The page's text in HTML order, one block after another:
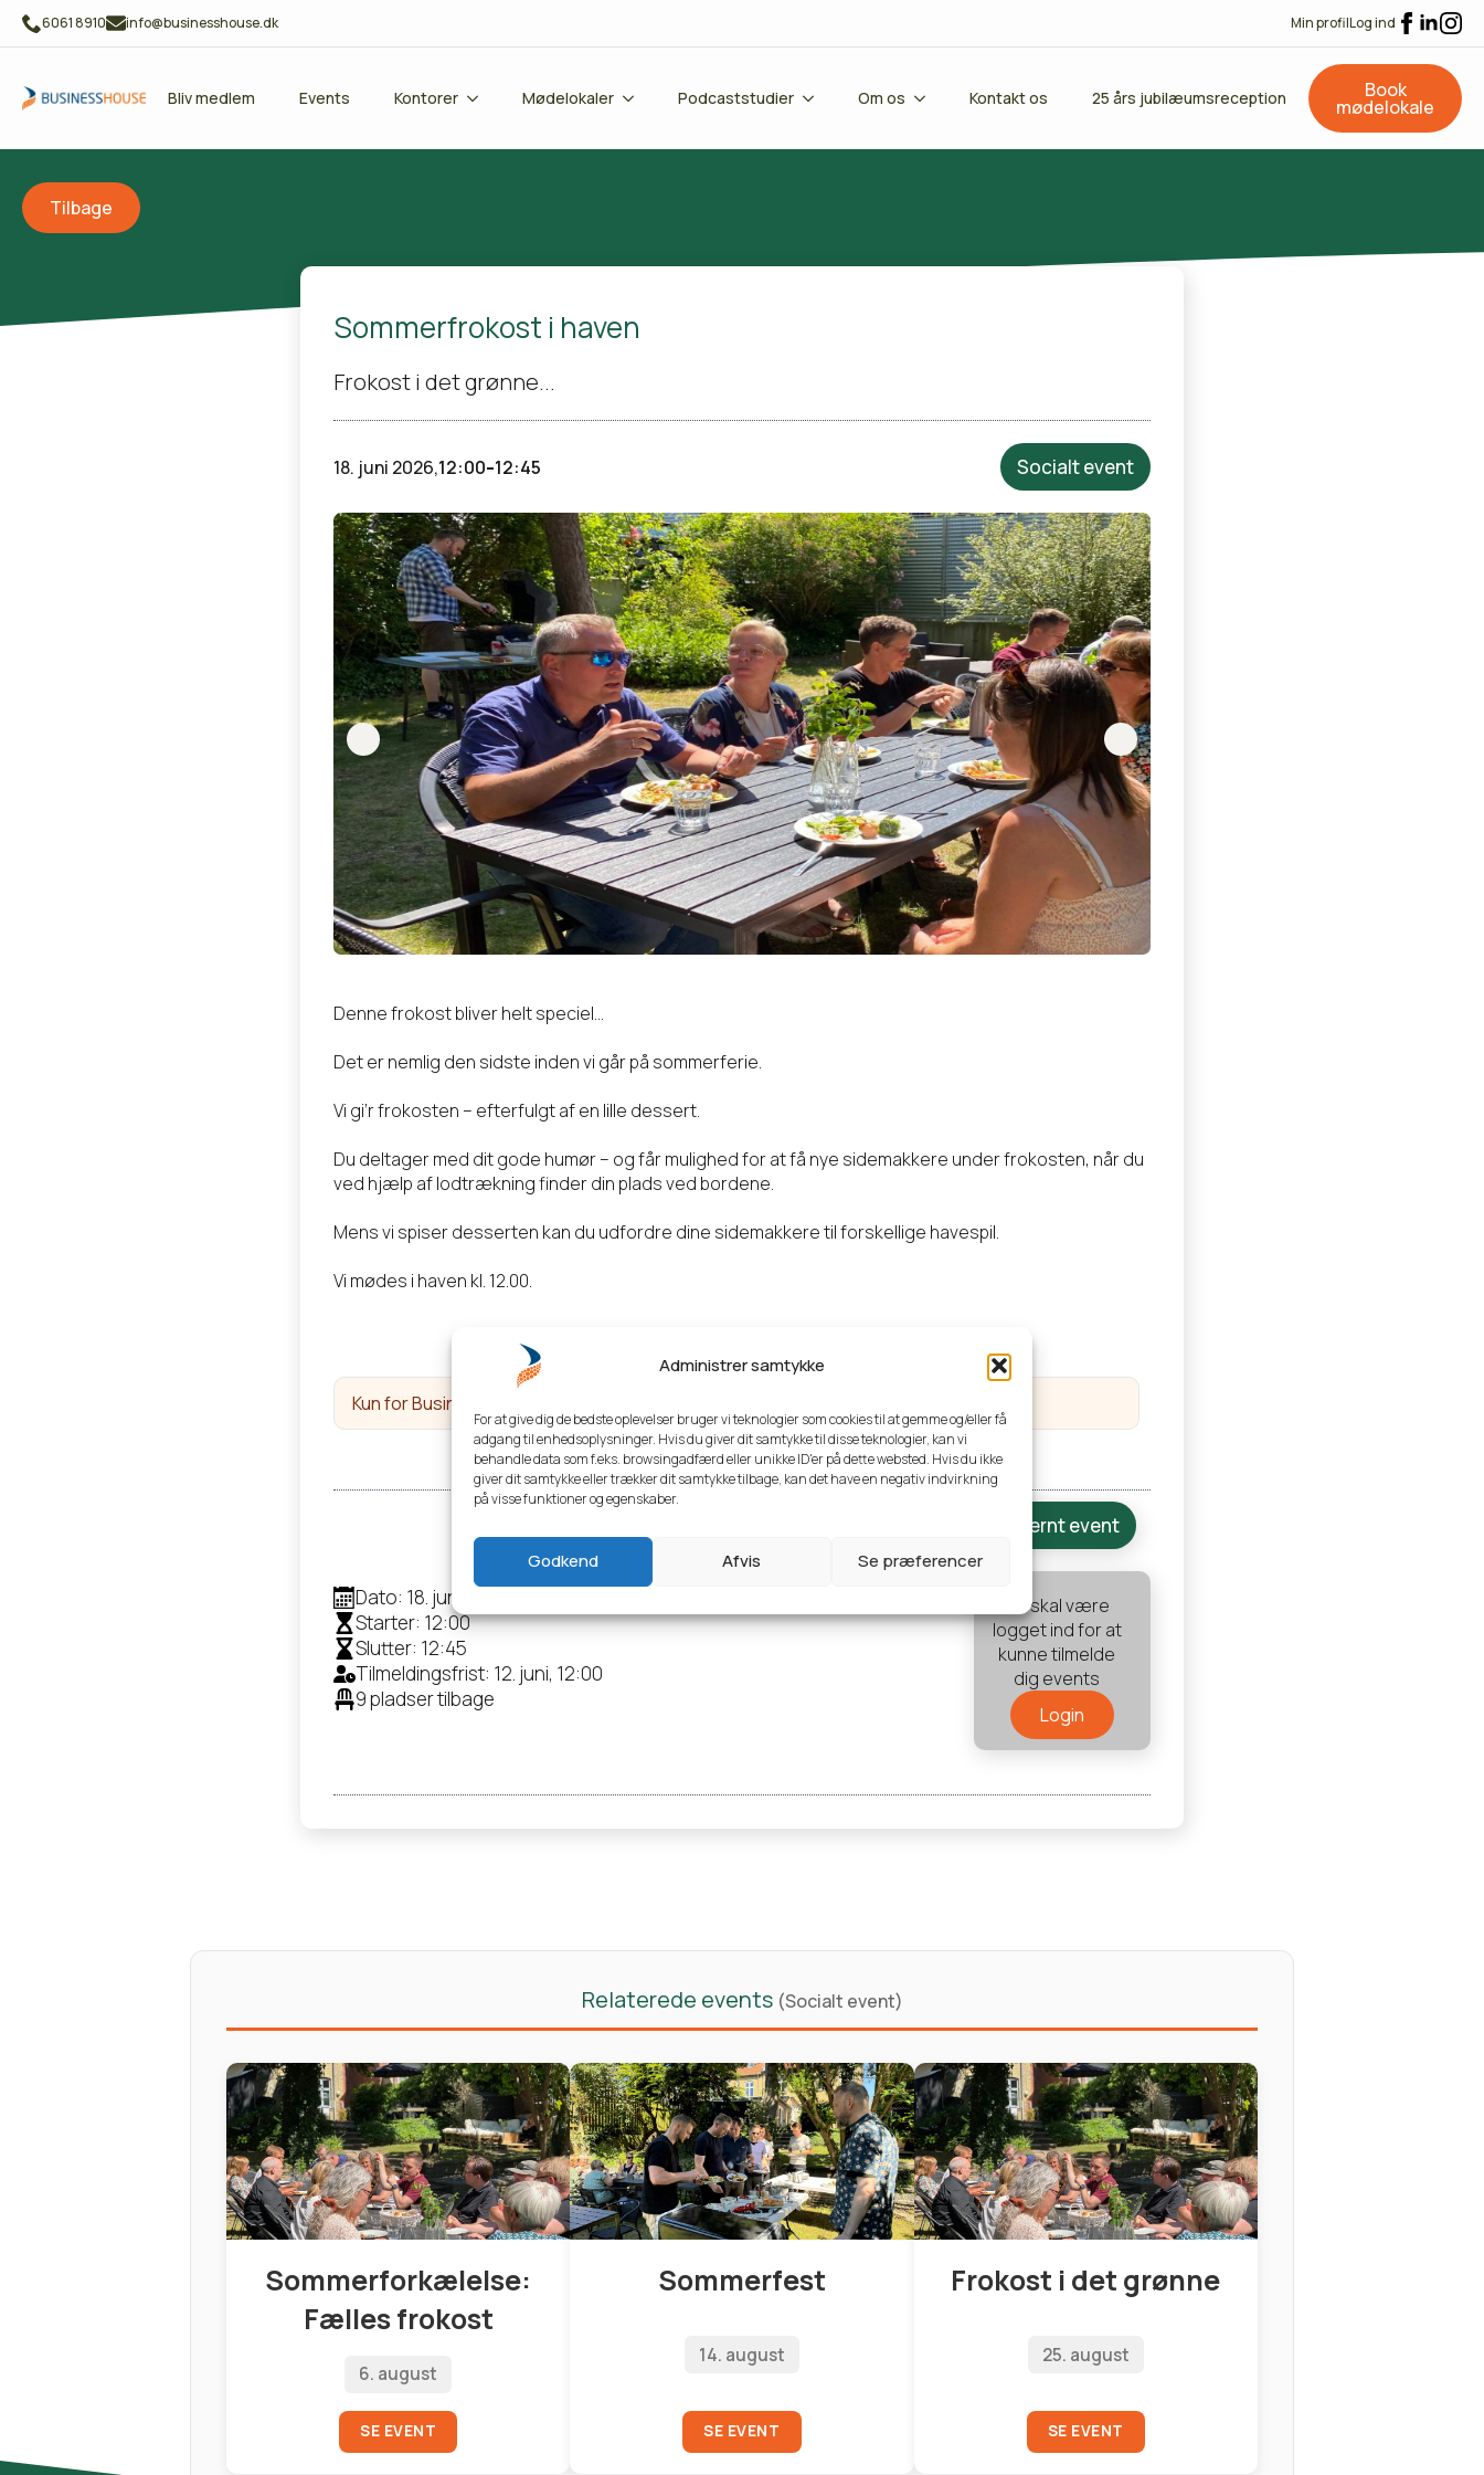
Administrer samtykke
For at give dig de bedste oplevelser bruger vi teknologier som cookies til at gemme og/eller få
adgang til enhedsoplysninger. Hvis du giver dit samtykke til disse teknologier, kan vi
behandle data som f.eks. browsingadfærd eller unikke ID'er på dette websted. Hvis du ikke
giver dit samtykke eller trækker dit samtykke tilbage, kan det have en negativ indvirkning
på visse funktioner og egenskaber.
Godkend Afvis Se præferencer
6061 8910 info@businesshouse.dk Min profilLog ind
Bliv medlem Events Kontorer Mødelokaler Podcaststudier Om os Kontakt os 25 års jubilæumsreception Book
mødelokale
Tilbage
Sommerfrokost i haven
Frokost i det grønne...
18. juni 2026,12:00-12:45 Socialt event
Denne frokost bliver helt speciel…
Det er nemlig den sidste inden vi går på sommerferie.
Vi gi’r frokosten – efterfulgt af en lille dessert.
Du deltager med dit gode humør – og får mulighed for at få nye sidemakkere under frokosten, når du
ved hjælp af lodtrækning finder din plads ved bordene.
Mens vi spiser desserten kan du udfordre dine sidemakkere til forskellige havespil.
Vi mødes i haven kl. 12.00.
Kun for BusinessHouse Family
Dato: 18. juni 2026
Starter: 12:00
Slutter: 12:45
Tilmeldingsfrist: 12. juni, 12:00
9 pladser tilbage
Internt event
Du skal være
logget ind for at
kunne tilmelde
dig events
Login
Relaterede events (Socialt event)
Sommerforkælelse:
Fælles frokost
6. august
SE EVENT
Sommerfest
14. august
SE EVENT
Frokost i det grønne
25. august
SE EVENT